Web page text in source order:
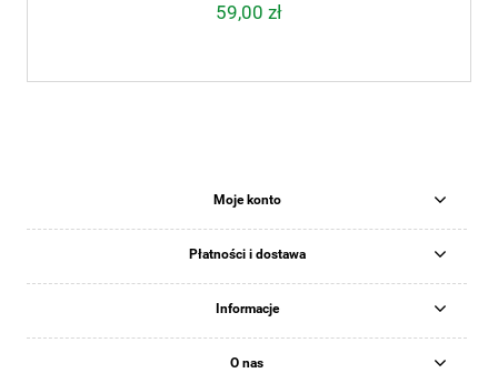
59,00 zł
Moje konto
Płatności i dostawa
Informacje
O nas